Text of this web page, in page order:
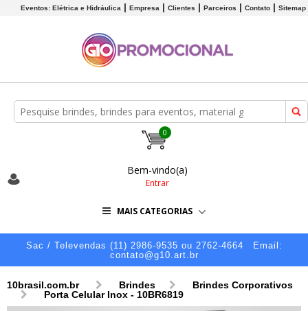
Eventos: Elétrica e Hidráulica Empresa Clientes Parceiros Contato Sitemap
0
Bem-vindo(a)
Entrar
MAIS CATEGORIAS
Sac / Televendas (11) 2986-9535 ou 2762-4664
Email:
contato@g10.art.br
10brasil.com.br Brindes
Brindes Corporativos
Porta Celular Inox - 10BR6819